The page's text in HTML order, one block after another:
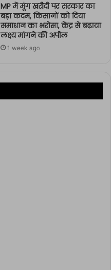
MP में मूंग खरीदी पर सरकार का
बड़ा कदम, किसानों को दिया
समाधान का भरोसा, केंद्र से बढ़ाया
लक्ष्य मांगने की अपील
1 week ago